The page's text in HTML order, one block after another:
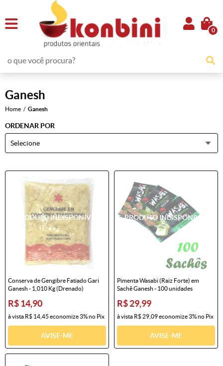
0
Ganesh
Home Ganesh
ORDENAR POR
Selecione
Conserva de Gengibre Fatiado Gari
Ganesh - 1,010 Kg (Drenado)
R$ 14,90
à vista R$ 14,45 economize3%no Pix
AVISE-ME
Pimenta Wasabi (Raiz Forte) em
Sachê Ganesh - 100 unidades
R$ 29,99
à vista R$ 29,09economize3%no Pix
AVISE-ME